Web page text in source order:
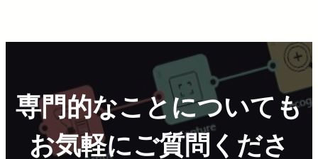
専門的なことについても
お気軽にご質問くださ